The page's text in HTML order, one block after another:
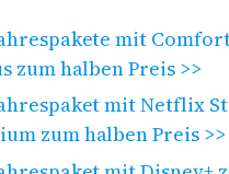
mit
zum halben Preis >>
mit Netflix
zum halben Preis >>